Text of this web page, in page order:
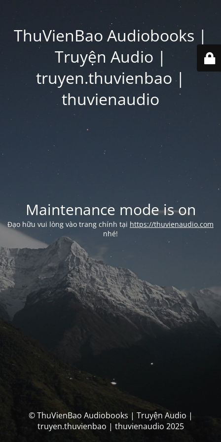
ThuVienBao Audiobooks |
Truyện Audio |
truyen.thuvienbao |
thuvienaudio
Maintenance mode is on
Đạo hữu vui lòng vào trang chính tại https://thuvienaudio.com
nhé!
© ThuVienBao Audiobooks | Truyện Audio |
truyen.thuvienbao | thuvienaudio 2025